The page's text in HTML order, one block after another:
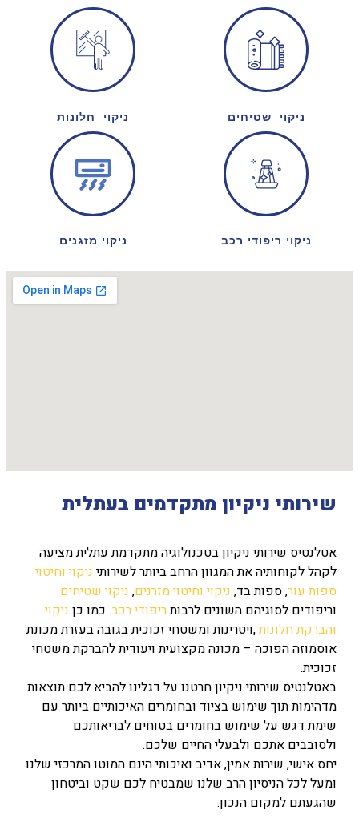
ניקוי שטיחים ניקוי חלונות
ניקוי ריפודי רכב ניקוי מזגנים
שירותי ניקיון מתקדמים בעתלית
אטלנטיס שירותי ניקיון בטכנולוגיה מתקדמת עתלית מציעה
לקהל לקוחותיה את המגוון הרחב ביותר לשירותי ניקוי וחיטוי
ספות עור, ספות בד, ניקוי וחיטוי מזרנים, ניקוי שטיחים
וריפודים לסוגיהם השונים לרבותריפודי רכב. כמו כן ניקוי
והברקת חלונות,ויטרינות ומשטחי זכוכית בגובה בעזרת מכונת
אוסמוזה הפוכה – מכונה מקצועית ויעודית להברקת משטחי
זכוכית.
באטלנטיס שירותי ניקיון חרטנו על דגלינו להביא לכם תוצאות
מדהימות תוך שימוש בציוד ובחומרים האיכותיים ביותר עם
שימת דגש על שימוש בחומרים בטוחים לבריאותכם
ולסובבים אתכם ולבעלי החיים שלכם.
יחס אישי, שירות אמין, אדיב ואיכותי הינם המוטו המרכזי שלנו
ומעל לכל הניסיון הרב שלנו שמבטיח לכם שקט וביטחון
שהגעתם למקום הנכון.